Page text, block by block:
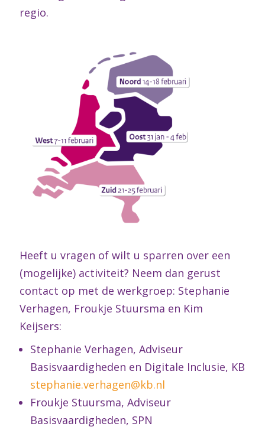
regio.
Heeft u vragen of wilt u sparren over een
(mogelijke) activiteit? Neem dan gerust
contact op met de werkgroep: Stephanie
Verhagen, Froukje Stuursma en Kim
Keijsers:
Stephanie Verhagen, Adviseur
Basisvaardigheden en Digitale Inclusie, KB
stephanie.verhagen@kb.nl
Froukje Stuursma, Adviseur
Basisvaardigheden, SPN